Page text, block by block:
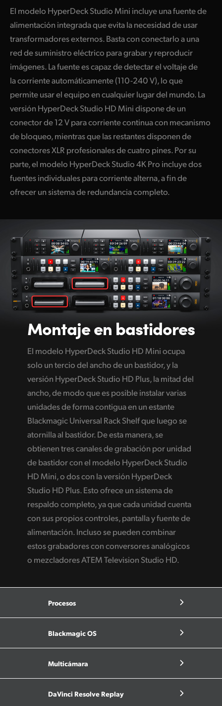
El modelo HyperDeck Studio Mini incluye una fuente de
alimentación integrada que evita la necesidad de usar
transformadores externos. Basta con conectarlo a una
red de suministro eléctrico para grabar y reproducir
imágenes. La fuente es capaz de detectar el voltaje de
la corriente automáticamente (110-240 V), lo que
permite usar el equipo en cualquier lugar del mundo. La
versión HyperDeck Studio HD Mini dispone de un
conector de 12 V para corriente continua con mecanismo
de bloqueo, mientras que las restantes disponen de
conectores XLR profesionales de cuatro pines. Por su
parte, el modelo HyperDeck Studio 4K Pro incluye dos
fuentes individuales para corriente alterna,a fin de
ofrecerun sistema de redundancia completo.
Montaje en bastidores
El modelo HyperDeck Studio HD Mini ocupa
solo un tercio del ancho de un bastidor, y la
versión HyperDeck Studio HD Plus, la mitad del
ancho, de modo que es posible instalar varias
unidades de forma contigua en un estante
Blackmagic Universal Rack Shelf que luego se
atornilla al bastidor. De esta manera, se
obtienen tres canales de grabación por unidad
de bastidor con el modelo HyperDeck Studio
HD Mini, o dos con la versión HyperDeck
Studio HD Plus. Esto ofrece un sistema de
respaldo completo, ya que cada unidad cuenta
con sus propios controles, pantalla y fuente de
alimentación. Incluso se pueden combinar
estos grabadores con conversores analógicos
o mezcladores ATEM Television Studio HD.
Procesos
Blackmagic OS
Multicámara
DaVinci Resolve Replay